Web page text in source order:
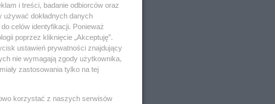
i treści, badanie odbiorców oraz
używać dokładnych danych
celów identyfikacji. Ponieważ
poprzez kliknięcie „Akceptuję”.
ustawień prywatności znajdujący
nie wymagają zgody użytkownika,
zastosowania tylko na tej
korzystać z naszych serwisów